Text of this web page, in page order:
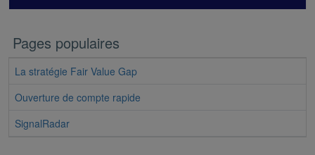
Pages populaires
La stratégie Fair Value Gap
Ouverture de compte rapide
SignalRadar